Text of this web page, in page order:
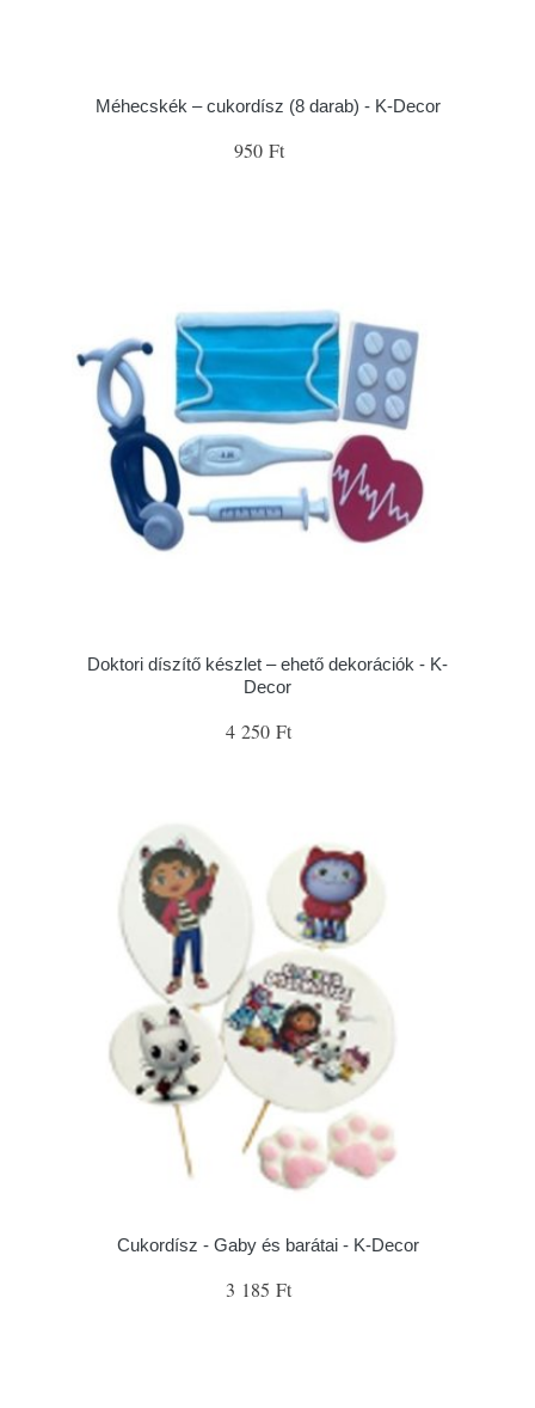
Méhecskék – cukordísz (8 darab) - K-Decor
950 Ft
Doktori díszítő készlet – ehető dekorációk - K-
Decor
4 250 Ft
Cukordísz - Gaby és barátai - K-Decor
3 185 Ft